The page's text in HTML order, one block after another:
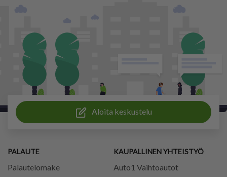
Aloita keskustelu
PALAUTE
Palautelomake
KAUPALLINEN YHTEISTYÖ
Auto1 Vaihtoautot